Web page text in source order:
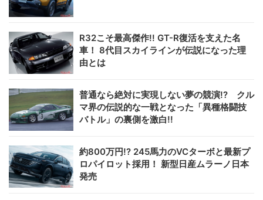
R32こそ最高傑作!! GT-R復活を支えた名
車！ 8代目スカイラインが伝説になった理
由とは
普通なら絶対に実現しない夢の競演!? クル
マ界の伝説的な一戦となった「異種格闘技
バトル」の裏側を激白!!
約800万円!? 245馬力のVCターボと最新プ
ロパイロット採用！ 新型日産ムラーノ日本
発売